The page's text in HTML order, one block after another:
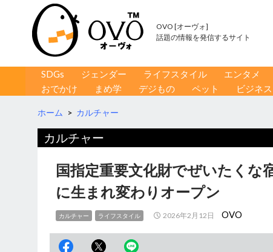
OVO [オーヴォ]
話題の情報を発信するサイト
コンテンツへ移動
SDGs ジェンダー ライフスタイル エンタメ
おでかけ
まめ学 デジもの ペット ビジネス
ホーム > カルチャー
カルチャー
国指定重要文化財でぜいたく
に生まれ変わりオープン
カルチャー ライフスタイル 2026年2月12日 OVO